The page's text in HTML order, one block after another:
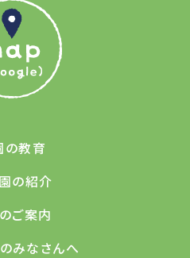
の教育
の紹介
ご案内
みなさんへ